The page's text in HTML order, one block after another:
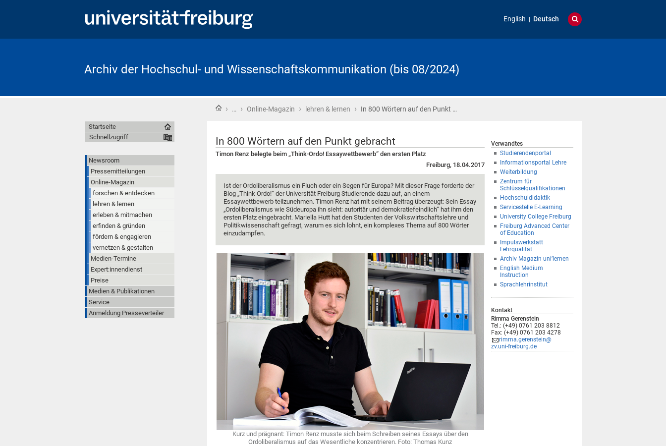
English Deutsch
Archiv der Hochschul- und Wissenschaftskommunikation (bis 08/2024)
Startseite
› … › Online-Magazin › lehren & lernen › In 800 Wörtern auf den Punkt …
In 800 Wörtern auf den Punkt gebracht
Timon Renz belegte beim „Think-Ordo! Essaywettbewerb“ den ersten Platz
Freiburg, 18.04.2017
Ist der Ordoliberalismus ein Fluch oder ein Segen für Europa? Mit dieser Frage forderte der
Blog „Think Ordo!“ der Universität Freiburg Studierende dazu auf, an einem
Essaywettbewerb teilzunehmen. Timon Renz hat mit seinem Beitrag überzeugt: Sein Essay
„Ordoliberalismus wie Südeuropa ihn sieht: autoritär und demokratiefeindlich“ hat ihm den
ersten Platz eingebracht. Mariella Hutt hat den Studenten der Volkswirtschaftslehre und
Politikwissenschaft gefragt, warum es sich lohnt, ein komplexes Thema auf 800 Wörter
einzudampfen.
Kurz und prägnant: Timon Renz musste sich beim Schreiben seines Essays über den
Ordoliberalismus auf das Wesentliche konzentrieren. Foto: Thomas Kunz
Verwandtes
Studierendenportal
Informationsportal Lehre
Weiterbildung
Zentrum für
Schlüsselqualifikationen
Hochschuldidaktik
Servicestelle E-Learning
University College Freiburg
Freiburg Advanced Center
of Education
Impulswerkstatt
Lehrqualität
Archiv Magazin uni’lernen
English Medium
Instruction
Sprachlehrinstitut
Kontakt
Rimma Gerenstein
Tel.: (+49) 0761 203 8812
Fax: (+49) 0761 203 4278
rimma.gerenstein@
zv.uni-freiburg.de
Startseite
Schnellzugriff
Newsroom
Pressemitteilungen
Online-Magazin
forschen & entdecken
lehren & lernen
erleben & mitmachen
erfinden & gründen
fördern & engagieren
vernetzen & gestalten
Medien-Termine
Expert:innendienst
Preise
Medien & Publikationen
Service
Anmeldung Presseverteiler